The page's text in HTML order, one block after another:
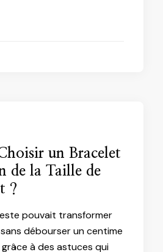
un Bracelet
de la Taille de
?
pouvait transformer
débourser un centime
grâce à des astuces qui